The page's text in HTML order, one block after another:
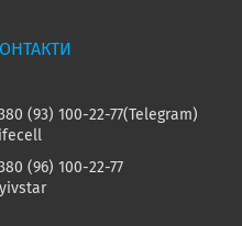
(93) 100-22-77
Telegram
(96) 100-22-77